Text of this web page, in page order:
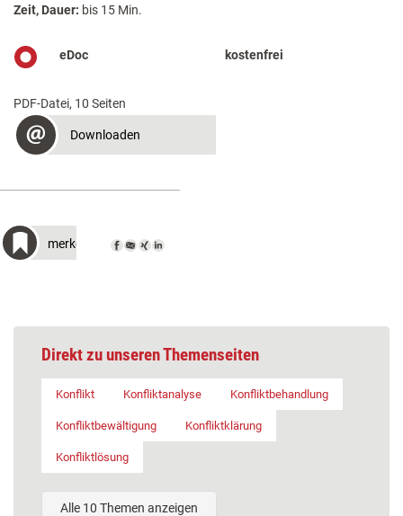
Zeit, Dauer: bis 15 Min.
eDoc kostenfrei
PDF-Datei, 10 Seiten
Downloaden
merken
Direkt zu unseren Themenseiten
Konflikt Konfliktanalyse Konfliktbehandlung
Konfliktbewältigung Konfliktklärung
Konfliktlösung
Alle 10 Themen anzeigen